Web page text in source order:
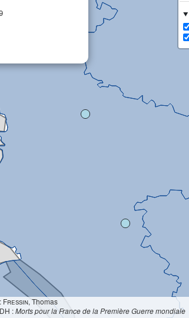
Fressin, Thomas
:Morts pour la France de la Première Guerre mondiale